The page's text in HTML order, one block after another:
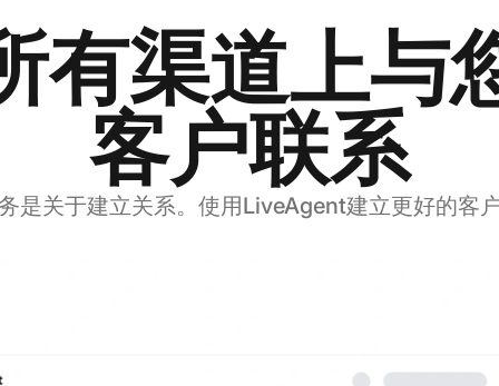
有渠道上与
客户联系
是关于建立关系。使用LiveAgent建立更好的客